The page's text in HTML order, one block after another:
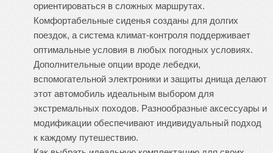
ориентироваться в сложных маршрутах.
Комфортабельные сиденья созданы для долгих
поездок, а система климат-контроля поддерживает
оптимальные условия в любых погодных условиях.
Дополнительные опции вроде лебедки,
вспомогательной электроники и защиты днища делают
этот автомобиль идеальным выбором для
экстремальных походов. Разнообразные аксессуары и
модификации обеспечивают индивидуальный подход
к каждому путешествию.